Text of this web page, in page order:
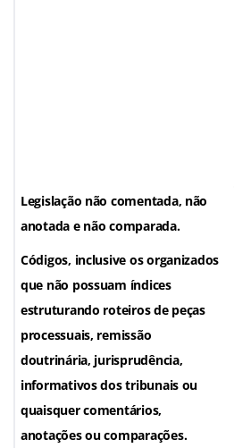
Legislação não comentada, não
anotada e não comparada.
Códigos, inclusive os organizados
que não possuam índices
estruturando roteiros de peças
processuais, remissão
doutrinária, jurisprudência,
informativos dos tribunais ou
quaisquer comentários,
anotações ou comparações.